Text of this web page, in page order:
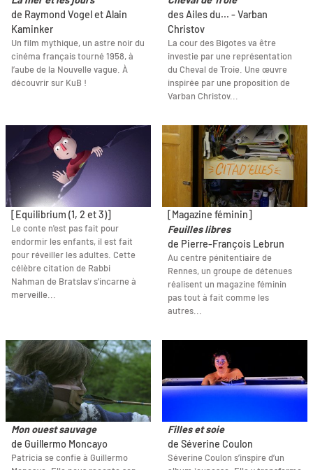
de Raymond Vogel et Alain
Kaminker
Un film mythique, un astre noir du
cinéma français tourné 1958, à
l’aube de la Nouvelle vague. À
découvrir sur KuB !
des Ailes du... - Varban
Christov
La cour des Bigotes va être
investie par une représentation
du Cheval de Troie. Une œuvre
inspirée par une proposition de
Varban Christov...
[Equilibrium (1, 2 et 3)]
Le conte n'est pas fait pour
endormir les enfants, il est fait
pour réveiller les adultes. Cette
célèbre citation de Rabbi
Nahman de Bratslav s'incarne à
merveille...
[Magazine féminin]
Feuilles libres
de Pierre-François Lebrun
Au centre pénitentiaire de
Rennes, un groupe de détenues
réalisent un magazine féminin
pas tout à fait comme les
autres...
Mon ouest sauvage
de Guillermo Moncayo
Patricia se confie à Guillermo
Filles et soie
de Séverine Coulon
Séverine Coulon s’inspire d’un